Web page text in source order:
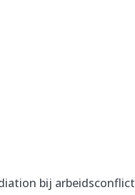
bij